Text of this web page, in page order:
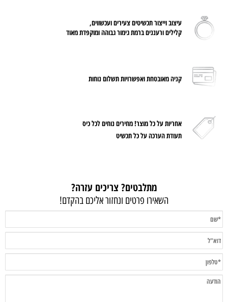
עיצוב וייצור תכשיטים צעירים ועכשווים,
קלילים ורעננים ברמת גימור גבוהה ומוקפדת מאוד
קניה מאובטחת ואפשרויות תשלום נוחות
אחריות עלכל מוצר! מחירים נוחים לכל כיס
תעודת הערכה על כל תכשיט
מתלבטים? צריכים עזרה?
השאירו פרטים ונחזור אליכם בהקדם!